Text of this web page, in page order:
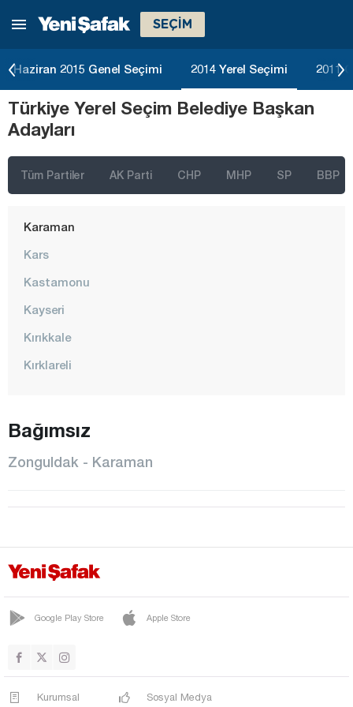
SEÇİM
Haziran 2015 Genel Seçimi 2014 Yerel Seçimi 2011
Türkiye Yerel Seçim Belediye Başkan
Adayları
Tüm Partiler AK Parti CHP MHP SP BBP
Gümüşhane
Iğdır
Isparta
Karabük
Karaman
Kars
Kastamonu
Kayseri
Kırıkkale
Kırklareli
Konya
Mardin
Mersin
Nevşehir
Bağımsız
Zonguldak - Karaman
Google Play Store Apple Store
Kurumsal Sosyal Medya